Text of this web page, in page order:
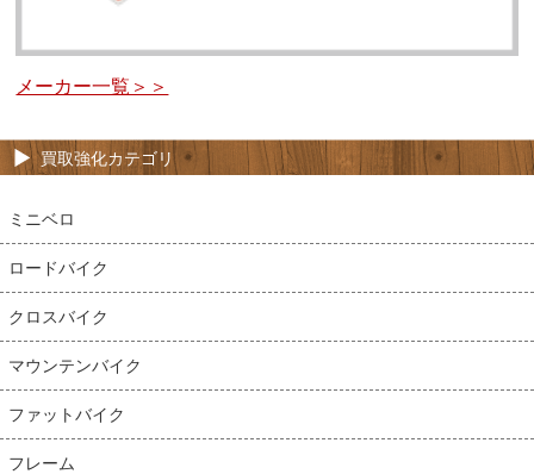
メーカー一覧＞＞
買取強化カテゴリ
ミニベロ
ロードバイク
クロスバイク
マウンテンバイク
ファットバイク
フレーム